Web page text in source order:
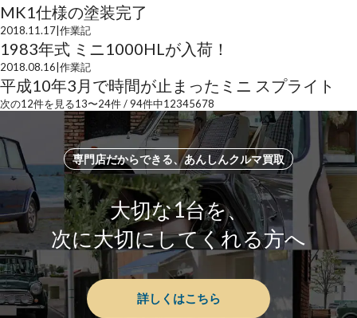
MK1仕様の塗装完了
2018.11.17 作業記
1983年式 ミニ1000HLが入荷！
2018.08.16 作業記
平成10年3月で時間が止まったミニ スプライト
次の12件を見る13〜24件 /94件中1 2345678
専門店だからできる、あんしんクルマ買取
大切な1台を、
次に大切にしてくれる方へ
詳しくはこちら